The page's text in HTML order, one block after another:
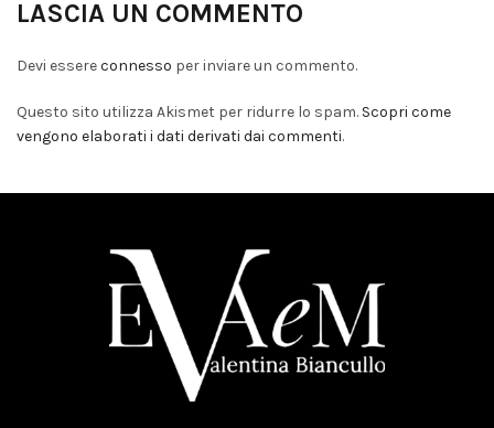
LASCIA UN COMMENTO
Devi essereconnesso per inviare un commento.
Questo sito utilizza Akismet per ridurre lo spam. Scopri come
vengono elaborati i dati derivati dai commenti.